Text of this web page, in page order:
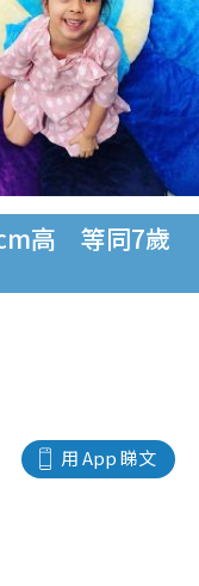
高 等同7歲
用 App 睇文